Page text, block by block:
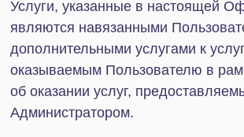
которыми функционирует Сайт, и использующее
«Анкета» — способ связи с Администратором
посредством заполнения и отправки
Пользователем информации, анкета для которой
расположена на Сайте.